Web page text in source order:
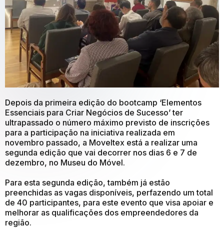
Depois da primeira edição do bootcamp ‘Elementos
Essenciais para Criar Negócios de Sucesso’ ter
ultrapassado o número máximo previsto de inscrições
para a participação na iniciativa realizada em
novembro passado, a Moveltex está a realizar uma
segunda edição que vai decorrer nos dias 6 e 7 de
dezembro, no Museu do Móvel.
Para esta segunda edição, também já estão
preenchidas as vagas disponíveis, perfazendo um total
de 40 participantes, para este evento que visa apoiar e
melhorar as qualificações dos empreendedores da
região.